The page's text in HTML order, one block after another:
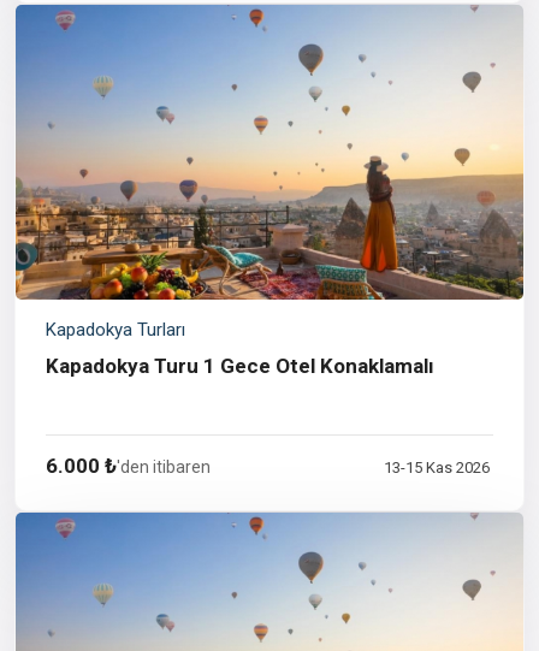
Kapadokya Turları
Kapadokya Turu 1 Gece Otel Konaklamalı
6.000 ₺'den itibaren 13-15 Kas 2026